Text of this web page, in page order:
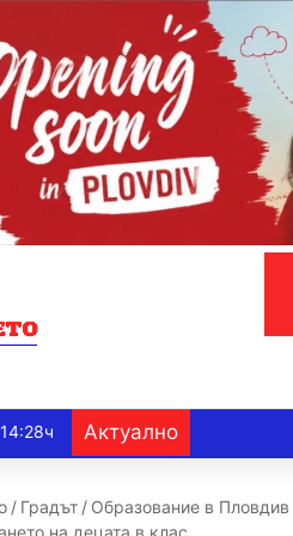
Актуално
/ Градът / Образование в Пловдив
на децата в клас